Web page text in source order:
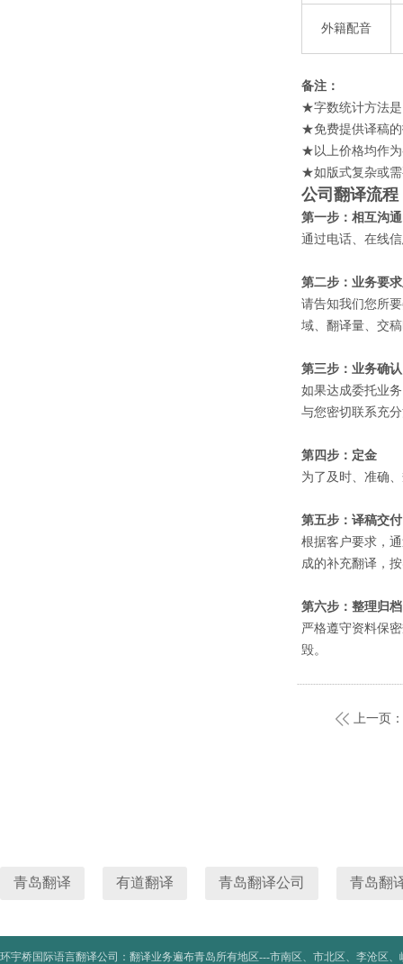
外籍配音
备注：
★字数统计方法
★免费提供译稿
★以上价格均作为
★如版式复杂或
公司翻译流程
第一步：相互沟通
通过电话、在线
第二步：业务要
请告知我们您所
域、翻译量、交
第三步：业务确认
如果达成委托业
与您密切联系充
第四步：定金
为了及时、准确
第五步：译稿交
根据客户要求，
成的补充翻译，
第六步：整理归档
严格遵守资料保
毁。
上一页
青岛翻译 有道翻译 青岛翻译公司 青岛翻
环宇桥国际语言翻译公司：翻译业务遍布青岛所有地区---市南区、市北区、李沧区